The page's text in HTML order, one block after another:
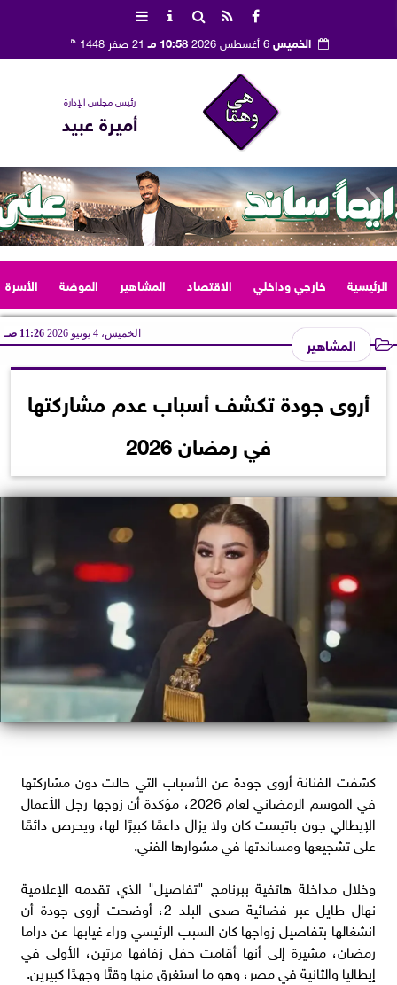
الخميس 10:58 مـ 21 صفر 1448 هـ
رئيس مجلس الإدارة
أميرة عبيد
الرئيسية خارجي وداخلي الاقتصاد المشاهير الموضة الأسرة
المشاهير الخميس، 4 يونيو 2026 11:26 صـ
أروى جودة تكشف أسباب عدم مشاركتها
في رمضان 2026
كشفت الفنانة أروى جودة عن الأسباب التي حالت دون مشاركتها
في الموسم الرمضاني لعام 2026، مؤكدة أن زوجها رجل الأعمال
الإيطالي جون باتيست كان ولا يزال داعمًا كبيرًا لها، ويحرص دائمًا
على تشجيعها ومساندتها في مشوارها الفني.
وخلال مداخلة هاتفية ببرنامج "تفاصيل" الذي تقدمه الإعلامية
نهال طايل عبر فضائية صدى البلد 2، أوضحت أروى جودة أن
انشغالها بتفاصيل زواجها كان السبب الرئيسي وراء غيابها عن دراما
رمضان، مشيرة إلى أنها أقامت حفل زفافها مرتين، الأولى في
إيطاليا والثانية في مصر، وهو ما استغرق منها وقتًا وجهدًا كبيرين.